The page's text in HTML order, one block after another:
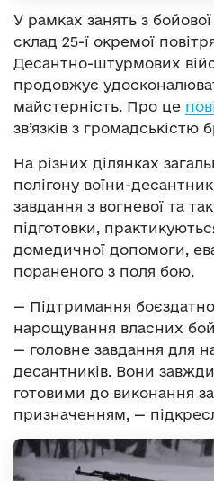
У рамках занять з
склад 25-ї окремої
Десантно-штурмових
продовжує
майстерність. Про це
зв’язків з громадськістю
На різних ділянках
полігону воїни-
завдання з вогневої та
підготовки,
домедичної допомоги,
пораненого з поля бою.
— Підтримання
нарощування власних
— головне завдання для
десантників. Вони
готовими до виконання
призначенням, —